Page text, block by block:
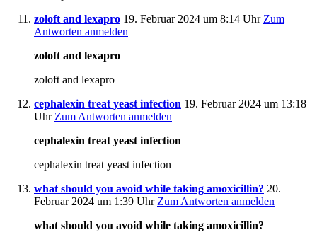
zoloft and lexapro 19. Februar 2024 um 8:14 Uhr Zum
Antworten anmelden
zoloft and lexapro
zoloft and lexapro
cephalexin treat yeast infection 19. Februar 2024 um 13:18
Uhr Zum Antworten anmelden
cephalexin treat yeast infection
cephalexin treat yeast infection
what should you avoid while taking amoxicillin? 20.
Februar 2024 um 1:39 Uhr Zum Antworten anmelden
what should you avoid while taking amoxicillin?